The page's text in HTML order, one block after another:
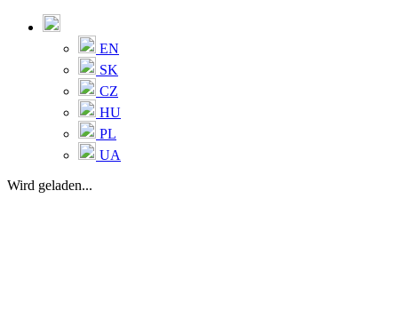
EN
SK
CZ
HU
PL
UA
Wird geladen...